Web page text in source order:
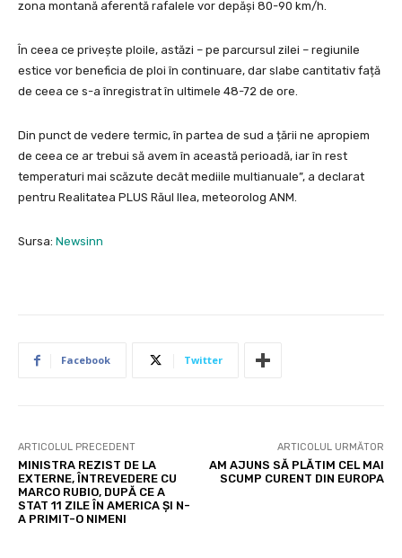
zona montană aferentă rafalele vor depăși 80-90 km/h.
În ceea ce privește ploile, astăzi – pe parcursul zilei – regiunile
estice vor beneficia de ploi în continuare, dar slabe cantitativ față
de ceea ce s-a înregistrat în ultimele 48-72 de ore.
Din punct de vedere termic, în partea de sud a țării ne apropiem
de ceea ce ar trebui să avem în această perioadă, iar în rest
temperaturi mai scăzute decât mediile multianuale”, a declarat
pentru Realitatea PLUS Răul Ilea, meteorolog ANM.
Sursa: Newsinn
Facebook Twitter
ARTICOLUL PRECEDENT
MINISTRA REZIST DE LA
EXTERNE, ÎNTREVEDERE CU
MARCO RUBIO, DUPĂ CE A
STAT 11 ZILE ÎN AMERICA ȘI N-
A PRIMIT-O NIMENI
ARTICOLUL URMĂTOR
AM AJUNS SĂ PLĂTIM CEL MAI
SCUMP CURENT DIN EUROPA